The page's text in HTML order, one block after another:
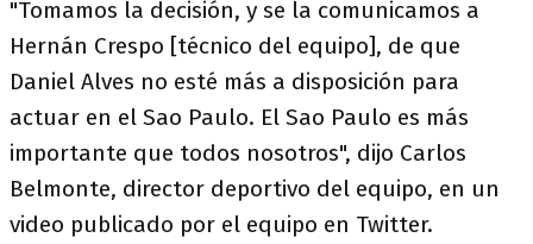
"Tomamos la decisión, y se la comunicamos a
Hernán Crespo [técnico del equipo], de que
Daniel Alves no esté más a disposición para
actuar en el Sao Paulo. El Sao Paulo es más
importante que todos nosotros", dijo Carlos
Belmonte, director deportivo del equipo, en un
video publicado por el equipo en Twitter.